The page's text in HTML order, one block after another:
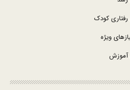
رفتاری کودک
ویژه
آموزش